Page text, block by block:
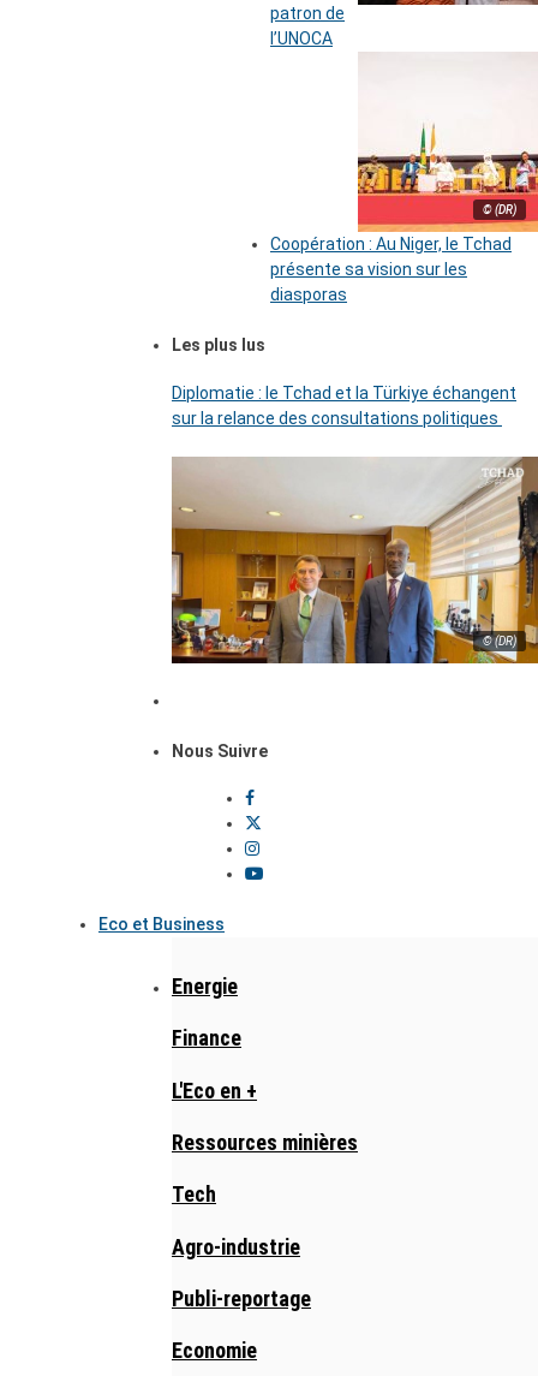
patron de
l’UNOCA
© (DR)
Coopération : Au Niger, le Tchad
présente sa vision sur les
diasporas
Les plus lus
Diplomatie : le Tchad et la Türkiye échangent
sur la relance des consultations politiques
© (DR)
Nous Suivre
Eco et Business
Energie
Finance
L'Eco en +
Ressources minières
Tech
Agro-industrie
Publi-reportage
Economie